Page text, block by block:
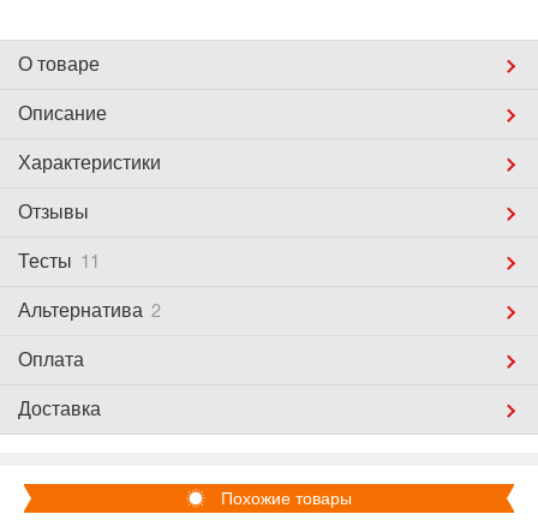
О товаре
Описание
Характеристики
Отзывы
Тесты 11
Альтернатива 2
Оплата
Доставка
Похожие товары